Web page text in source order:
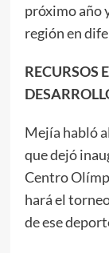
próximo año
región en
RECURSOS
Mejía habló
que dejó
Centro
hará el
de ese